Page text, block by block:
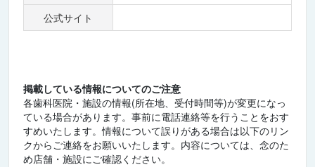
公式サイト
掲載している情報についてのご注意
各歯科医院・施設の情報(所在地、受付時間等)が変更になっ
ている場合があります。事前に電話連絡等を行うことをおす
すめいたします。情報について誤りがある場合は以下のリン
クからご連絡をお願いいたします。内容については、念のた
め店舗・施設にご確認ください。